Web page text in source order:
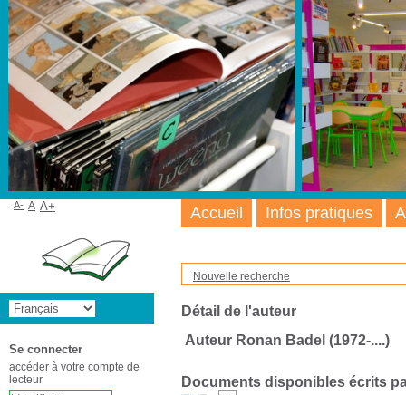
Nouvelle recherche
Détail de l'auteur
Auteur Ronan Badel (1972-....)
Documents disponibles écrits
Accueil Infos pratiques
A- A A+
Se connecter
accéder à votre compte de
lecteur